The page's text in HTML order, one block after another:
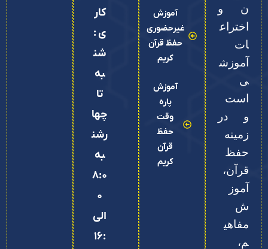
ن و
اختراع
ات
آموزش
ی
است
و در
زمینه
حفظ
قرآن،
آموز
ش
مفاهی
م،
آموزش
غیرحضوری
حفظ قرآن
کریم
آموزش
پاره
وقت
حفظ
قرآن
کریم
کار
ی :
شن
به
تا
چها
رشن
به
8:0
0
الی
16: